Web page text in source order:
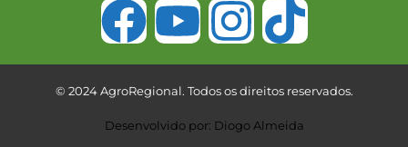
© 2024 AgroRegional. Todos os direitos reservados.
Desenvolvido por: Diogo Almeida